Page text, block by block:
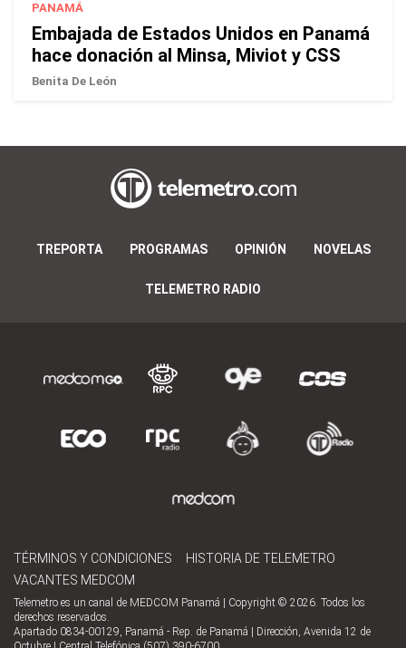
PANAMÁ
Embajada de Estados Unidos en Panamá
hace donación al Minsa, Miviot y CSS
Benita De León
TREPORTA PROGRAMAS OPINIÓN NOVELAS
TELEMETRO RADIO
TÉRMINOS Y CONDICIONES
HISTORIA DE TELEMETRO
VACANTES MEDCOM
Telemetro es un canal de MEDCOM Panamá | Copyright © 2026. Todos los
derechos reservados.
Apartado 0834-00129, Panamá - Rep. de Panamá | Dirección, Avenida 12 de